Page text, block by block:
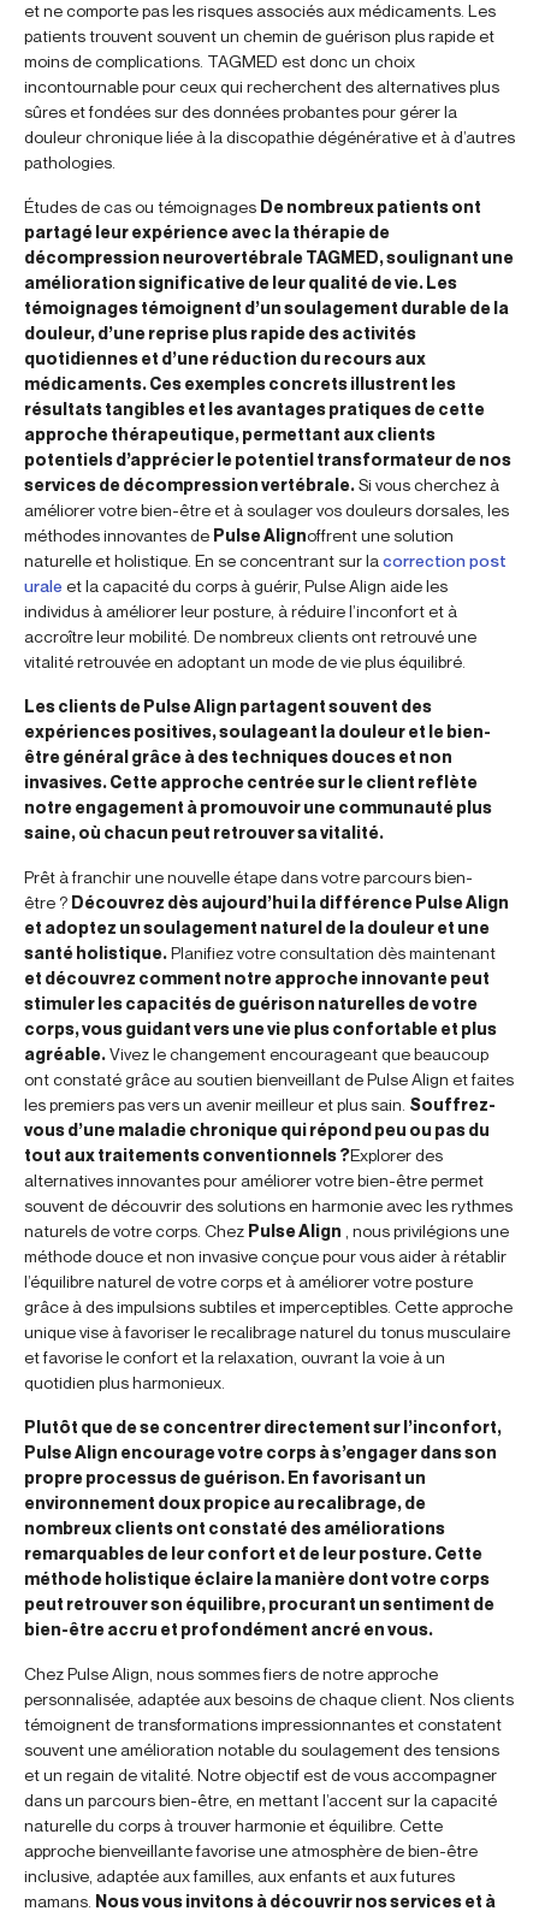
et ne comporte pas les risques associés aux médicaments. Les
patients trouvent souvent un chemin de guérison plus rapide et
moins de complications. TAGMED est donc un choix
incontournable pour ceux qui recherchent des alternatives plus
sûres et fondées sur des données probantes pour gérer la
douleur chronique liée à la discopathie dégénérative et à d’autres
pathologies.
Études de cas ou témoignages De nombreux patients ont
partagé leur expérience avec la thérapie de
décompression neurovertébrale TAGMED, soulignant une
amélioration significative de leur qualité de vie. Les
témoignages témoignent d’un soulagement durable de la
douleur, d’une reprise plus rapide des activités
quotidiennes et d’une réduction du recours aux
médicaments. Ces exemples concrets illustrent les
résultats tangibles et les avantages pratiques de cette
approche thérapeutique, permettant aux clients
potentiels d’apprécier le potentiel transformateur de nos
services de décompression vertébrale.Si vous cherchez à
améliorer votre bien-être et à soulager vos douleurs dorsales, les
méthodes innovantes de Pulse Alignoffrent une solution
naturelle et holistique. En se concentrant sur la correction post
urale et la capacité du corps à guérir, Pulse Align aide les
individus à améliorer leur posture, à réduire l’inconfort et à
accroître leur mobilité. De nombreux clients ont retrouvé une
vitalité retrouvée en adoptant un mode de vie plus équilibré.
Les clients de Pulse Align partagent souvent des
expériences positives, soulageant la douleur et le bien-
être général grâce à des techniques douces et non
invasives. Cette approche centrée sur le client reflète
notre engagement à promouvoir une communauté plus
saine, où chacun peut retrouver sa vitalité.
Prêt à franchir une nouvelle étape dans votre parcours bien-
être ? Découvrez dès aujourd’hui la différence Pulse Align
et adoptez un soulagement naturel de la douleur et une
santé holistique.Planifiez votre consultation dès maintenant
et découvrez comment notre approche innovante peut
stimuler les capacités de guérison naturelles de votre
corps, vous guidant vers une vie plus confortable et plus
agréable.Vivez le changement encourageant que beaucoup
ont constaté grâce au soutien bienveillant de Pulse Align et faites
les premiers pas vers un avenir meilleur et plus sain. Souffrez-
vous d’une maladie chronique qui répond peu ou pas du
tout aux traitements conventionnels ?Explorer des
alternatives innovantes pour améliorer votre bien-être permet
souvent de découvrir des solutions en harmonie avec les rythmes
naturels de votre corps. Chez Pulse Align , nous privilégions une
méthode douce et non invasive conçue pour vous aider à rétablir
l’équilibre naturel de votre corps et à améliorer votre posture
grâce à des impulsions subtiles et imperceptibles. Cette approche
unique vise à favoriser le recalibrage naturel du tonus musculaire
et favorise le confort et la relaxation, ouvrant la voie à un
quotidien plus harmonieux.
Plutôt que de se concentrer directement sur l’inconfort,
Pulse Align encourage votre corps à s’engager dans son
propre processus de guérison. En favorisant un
environnement doux propice au recalibrage, de
nombreux clients ont constaté des améliorations
remarquables de leur confort et de leur posture. Cette
méthode holistique éclaire la manière dont votre corps
peut retrouver son équilibre, procurant un sentiment de
bien-être accru et profondément ancré en vous.
Chez Pulse Align, nous sommes fiers de notre approche
personnalisée, adaptée aux besoins de chaque client. Nos clients
témoignent de transformations impressionnantes et constatent
souvent une amélioration notable du soulagement des tensions
et un regain de vitalité. Notre objectif est de vous accompagner
dans un parcours bien-être, en mettant l’accent sur la capacité
naturelle du corps à trouver harmonie et équilibre. Cette
approche bienveillante favorise une atmosphère de bien-être
inclusive, adaptée aux familles, aux enfants et aux futures
mamans. Nous vous invitons à découvrir nos services et à